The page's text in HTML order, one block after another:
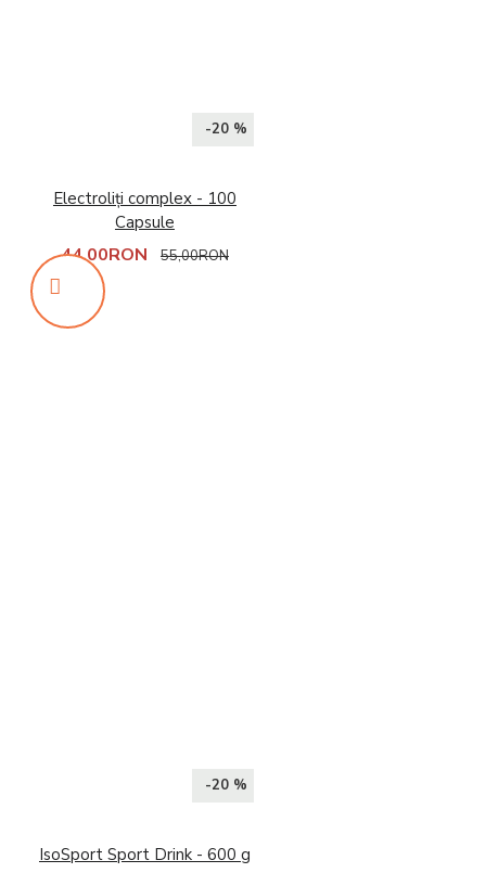
-20 %
Electroliți complex - 100
Capsule
44,00RON 55,00RON
-20 %
IsoSport Sport Drink - 600 g